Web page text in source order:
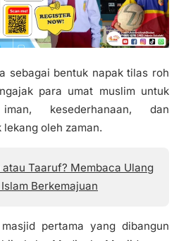
sebagai bentuk napak tilas roh
para umat muslim untuk
kesederhanaan, dan
oleh zaman.
atau Taaruf? Membaca Ulang
Berkemajuan
pertama yang dibangun